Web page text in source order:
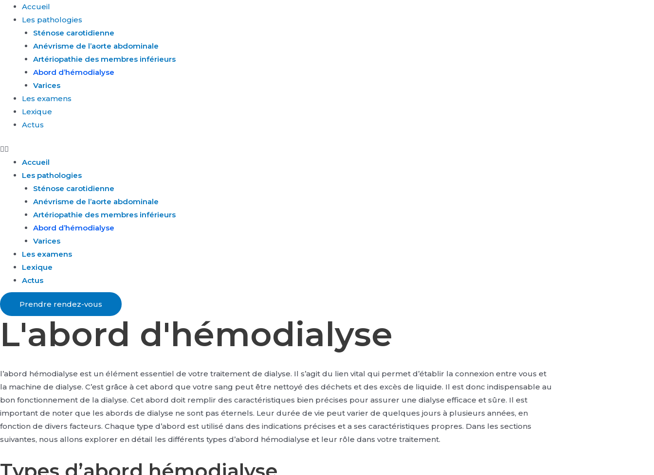
Aller
contenu
Accueil
Les pathologies
Sténose carotidienne
Anévrisme de l’aorte abdominale
Artériopathie des membres inférieurs
Abord d’hémodialyse
Varices
Les examens
Lexique
Actus
Accueil
Les pathologies
Sténose carotidienne
Anévrisme de l’aorte abdominale
Artériopathie des membres inférieurs
Abord d’hémodialyse
Varices
Les examens
Lexique
Actus
Prendre rendez-vous
L'abord d'hémodialyse
l’abord hémodialyse est un élément essentiel de votre traitement de dialyse. Il s’agit du lien vital qui permet d’établir la connexion entre vous et
la machine de dialyse. C’est grâce à cet abord que votre sang peut être nettoyé des déchets et des excès de liquide. Il est donc indispensable au
bon fonctionnement de la dialyse. Cet abord doit remplir des caractéristiques bien précises pour assurer une dialyse efficace et sûre. Il est
important de noter que les abords de dialyse ne sont pas éternels. Leur durée de vie peut varier de quelques jours à plusieurs années, en
fonction de divers facteurs. Chaque type d’abord est utilisé dans des indications précises et a ses caractéristiques propres. Dans les sections
suivantes, nous allons explorer en détail les différents types d’abord hémodialyse et leur rôle dans votre traitement.